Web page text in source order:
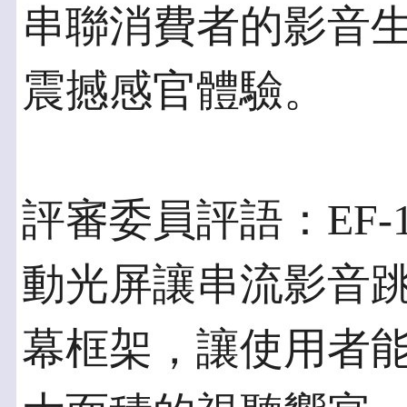
串聯消費者的影音
震撼感官體驗。
評審委員評語：
動光屏讓串流影音
幕框架，讓使用者